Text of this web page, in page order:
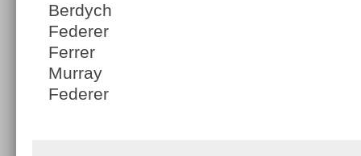
Berdych
Federer
Ferrer
Murray
Federer